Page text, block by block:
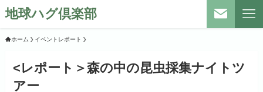
地球ハグ倶楽部
ホーム イベントレポート
<レポート＞森の中の昆虫採集ナイトツ
アー